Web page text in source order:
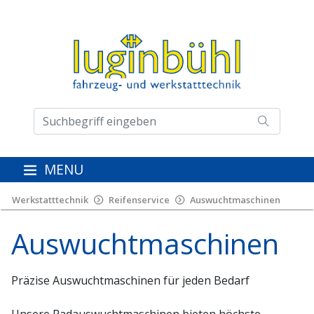
MENU
Werkstatttechnik Reifenservice Auswuchtmaschinen
Auswuchtmaschinen
Präzise Auswuchtmaschinen für jeden Bedarf